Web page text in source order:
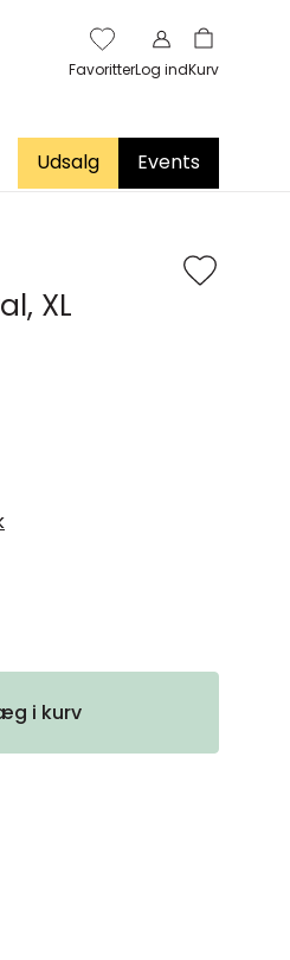
FavoritterLog indKurv
Udsalg Events
XL
i kurv